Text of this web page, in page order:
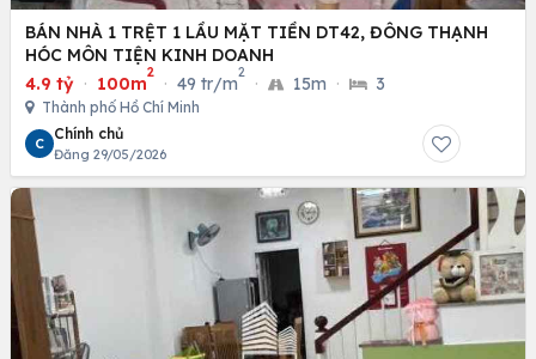
BÁN NHÀ 1 TRỆT 1 LẦU MẶT TIỀN DT42, ĐÔNG THẠNH
HÓC MÔN TIỆN KINH DOANH
4.9 tỷ · 100m
2
· 49 tr/m
2
· 15m · 3
Thành phố Hồ Chí Minh
C
Chính chủ
Đăng 29/05/2026